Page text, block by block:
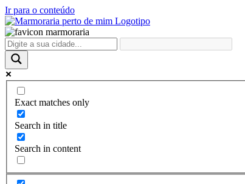
Ir para o conteúdo
Exact matches only
Search in title
Search in content